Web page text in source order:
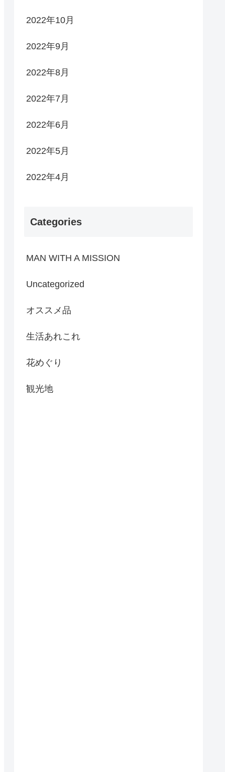
2022年10月
2022年9月
2022年8月
2022年7月
2022年6月
2022年5月
2022年4月
Categories
MAN WITH A MISSION
Uncategorized
オススメ品
生活あれこれ
花めぐり
観光地